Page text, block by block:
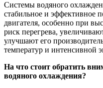
Системы водяного
стабильное и эффективное
двигателя, особенно при
риск перегрева,
улучшают его
температур и интенсивной
На что стоит обратить
водяного охлаждения?